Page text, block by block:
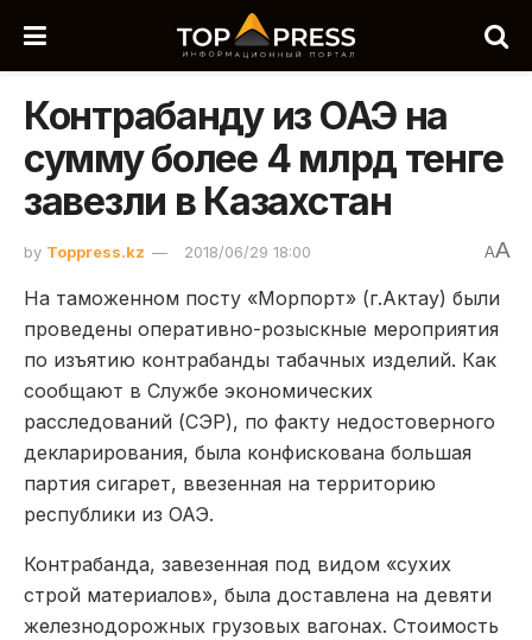
Контрабанду из ОАЭ на
сумму более 4 млрд тенге
завезли в Казахстан
by Toppress.kz 2018/06/29 18:00 AA
На таможенном посту «Морпорт» (г.Актау) были
проведены оперативно-розыскные мероприятия
по изъятию контрабанды табачных изделий. Как
сообщают в Службе экономических
расследований (СЭР), по факту недостоверного
декларирования, была конфискована большая
партия сигарет, ввезенная на территорию
республики из ОАЭ.
Контрабанда, завезенная под видом «сухих
строй материалов», была доставлена на девяти
железнодорожных грузовых вагонах. Стоимость